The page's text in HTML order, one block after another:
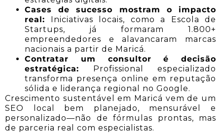
Cases de sucesso mostram o impacto
real: Iniciativas locais, como a Escola de
Startups, já formaram 1.800+
empreendedores e alavancaram marcas
nacionais a partir de Maricá.
Contratar um consultor é decisão
estratégica: Profissional especializado
transforma presença online em reputação
sólida e liderança regional no Google.
Crescimento sustentável em Maricá vem de um
SEO local bem planejado, mensurável e
personalizado—não de fórmulas prontas, mas
de parceria real com especialistas.